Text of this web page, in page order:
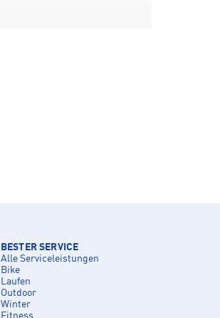
BESTER SERVICE
Alle Serviceleistungen
Bike
Laufen
Outdoor
Winter
Fitness